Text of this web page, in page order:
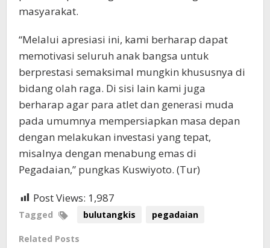
masyarakat.
“Melalui apresiasi ini, kami berharap dapat
memotivasi seluruh anak bangsa untuk
berprestasi semaksimal mungkin khususnya di
bidang olah raga. Di sisi lain kami juga
berharap agar para atlet dan generasi muda
pada umumnya mempersiapkan masa depan
dengan melakukan investasi yang tepat,
misalnya dengan menabung emas di
Pegadaian,” pungkas Kuswiyoto. (Tur)
Post Views: 1,987
Tagged bulutangkis pegadaian
Related Posts